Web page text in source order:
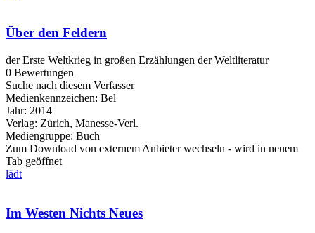
Über den Feldern
der Erste Weltkrieg in großen Erzählungen der Weltliteratur
0 Bewertungen
Suche nach diesem Verfasser
Medienkennzeichen: Bel
Jahr: 2014
Verlag: Zürich, Manesse-Verl.
Mediengruppe: Buch
Zum Download von externem Anbieter wechseln - wird in neuem
Tab geöffnet
lädt
Im Westen Nichts Neues